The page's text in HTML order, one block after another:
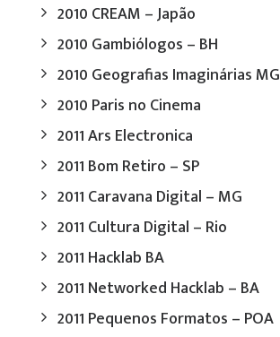
2010 CREAM – Japão
2010 Gambiólogos – BH
2010 Geografias Imaginárias MG
2010 Paris no Cinema
2011 Ars Electronica
2011 Bom Retiro – SP
2011 Caravana Digital – MG
2011 Cultura Digital – Rio
2011 Hacklab BA
2011 Networked Hacklab – BA
2011 Pequenos Formatos – POA